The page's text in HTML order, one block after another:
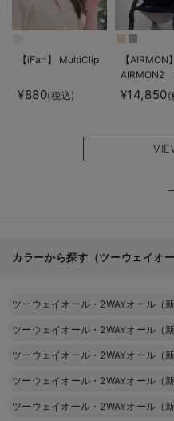
【iFan】 MultiClip
¥880(税込)
【AIRMON】
AIRMON2
アム
¥14,850(
カラーから探す（ツーウェイオ
ツーウェイオール・2WAYオール（新
ツーウェイオール・2WAYオール（新
ツーウェイオール・2WAYオール（新
ツーウェイオール・2WAYオール（新
ツーウェイオール・2WAYオール（新